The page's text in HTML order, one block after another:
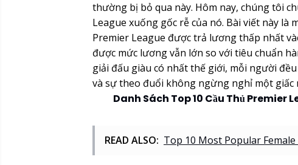
thường bị bỏ qua này. Hôm nay, chúng tôi
League xuống gốc rễ của nó. Bài viết này là
Premier League được trả lương thấp nhất
được mức lương vẫn lớn so với tiêu chuẩn
giải đấu giàu có nhất thế giới, mỗi người
và sự theo đuổi không ngừng nghỉ một giấc
Danh Sách Top 10 Cầu Thủ Premier
READ ALSO: Top 10 Most Popular